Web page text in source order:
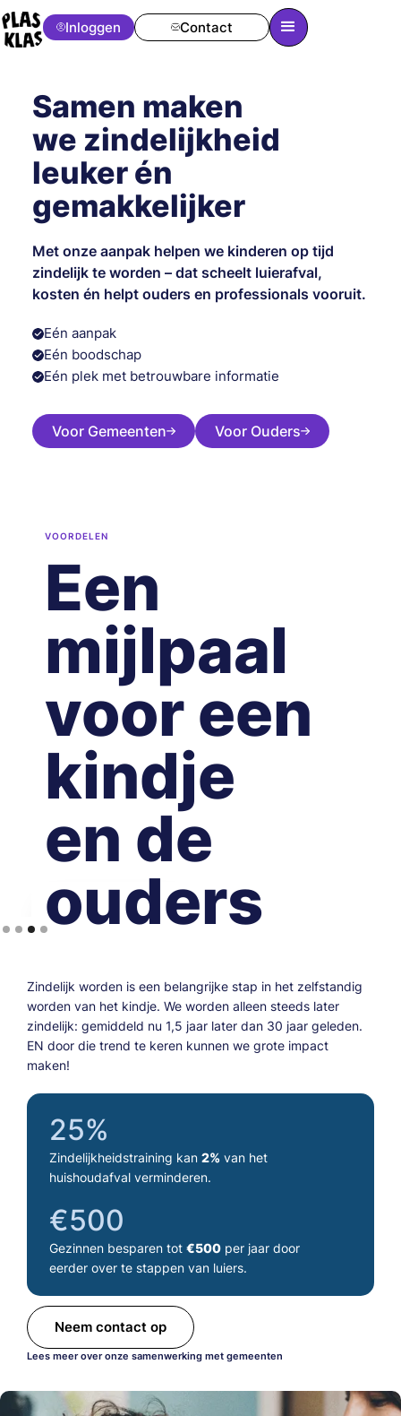
Inloggen Contact
Samen maken
we zindelijkheid
leuker én
gemakkelijker
Met onze aanpak helpen we kinderen op tijd
zindelijk te worden – dat scheelt luierafval,
kosten én helpt ouders en professionals vooruit.
Eén aanpak
Eén boodschap
Eén plek met betrouwbare informatie
Voor Gemeenten Voor Ouders
Een
methode
voor
ouder en
Met een online
stappenplan,
kennisbank en
ouders
Slide 3 of 4.
VOORDELEN
Een
mijlpaal
voor een
kindje
en de
ouders
Zindelijk worden is een belangrijke stap in het zelfstandig
worden van het kindje. We worden alleen steeds later
zindelijk: gemiddeld nu 1,5 jaar later dan 30 jaar geleden.
EN door die trend te keren kunnen we grote impact
maken!
25%
Zindelijkheidstraining kan 2% van het
huishoudafval verminderen.
€500
Gezinnen besparen tot €500 per jaar door
eerder over te stappen van luiers.
Neem contact op
Lees meer over onze samenwerking met gemeenten